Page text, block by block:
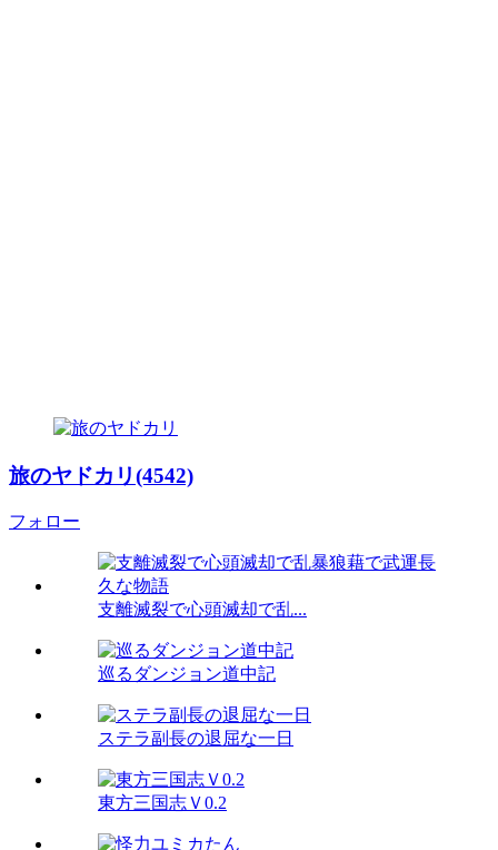
旅のヤドカリ(4542)
フォロー
支離滅裂で心頭滅却で乱...
巡るダンジョン道中記
ステラ副長の退屈な一日
東方三国志Ｖ0.2